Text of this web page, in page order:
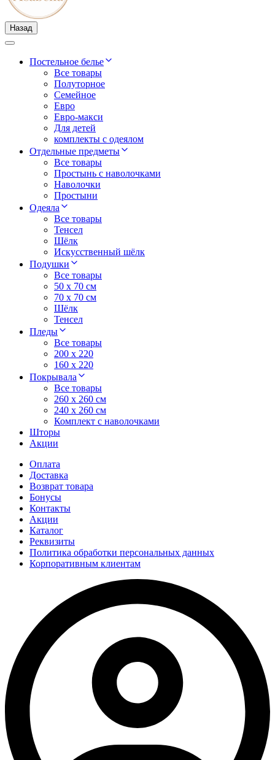
Назад
Постельное белье
Все товары
Полуторное
Семейное
Евро
Евро-макси
Для детей
комплекты с одеялом
Отдельные предметы
Все товары
Простынь с наволочками
Наволочки
Простыни
Одеяла
Все товары
Тенсел
Шёлк
Искусственный шёлк
Подушки
Все товары
50 x 70 см
70 x 70 см
Шёлк
Тенсел
Пледы
Все товары
200 х 220
160 х 220
Покрывала
Все товары
260 x 260 см
240 х 260 см
Комплект с наволочками
Шторы
Акции
Оплата
Доставка
Возврат товара
Бонусы
Контакты
Акции
Каталог
Реквизиты
Политика обработки персональных данных
Корпоративным клиентам